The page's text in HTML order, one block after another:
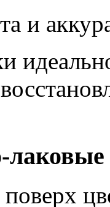
и